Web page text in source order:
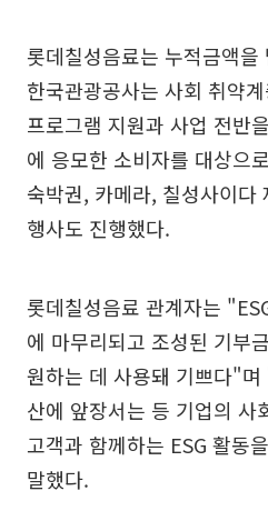
롯데칠성음료는 누적금액
한국관광공사는 사회 취약
프로그램 지원과 사업 전반
에 응모한 소비자를 대상으
숙박권, 카메라, 칠성사이다
행사도 진행했다.
롯데칠성음료 관계자는
에 마무리되고 조성된 기부
원하는 데 사용돼 기쁘다"
산에 앞장서는 등 기업의 사
고객과 함께하는 ESG 활동
말했다.